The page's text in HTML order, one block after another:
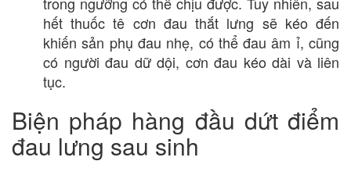
hết thuốc tê cơn đau thắt lưng sẽ kéo đến
khiến sản phụ đau nhẹ, có thể đau âm ỉ, cũng
có người đau dữ dội, cơn đau kéo dài và liên
tục.
Biện pháp hàng đầu dứt điểm
đau lưng sau sinh